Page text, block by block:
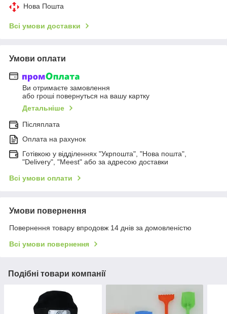
Нова Пошта
Всі умови доставки
Умови оплати
Ви отримаєте замовлення
або гроші повернуться на вашу картку
Детальніше
Післяплата
Оплата на рахунок
Готівкою у відділеннях "Укрпошта", "Нова пошта",
"Delivery", "Meest" або за адресою доставки
Всі умови оплати
Умови повернення
Повернення товару впродовж 14 днів за домовленістю
Всі умови повернення
Подібні товари компанії